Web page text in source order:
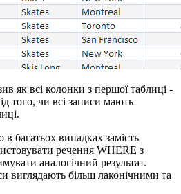
як всі колонки з першої таблиці -
того, чи всі записи мають
багатьох випадках замість
речення WHERE з
аналогічний результат.
виглядають більш лаконічними та